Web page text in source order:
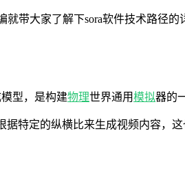
带大家了解下sora软件技术路径
型，是构建物理世界通用模拟器的
据特定的纵横比来生成视频内容，